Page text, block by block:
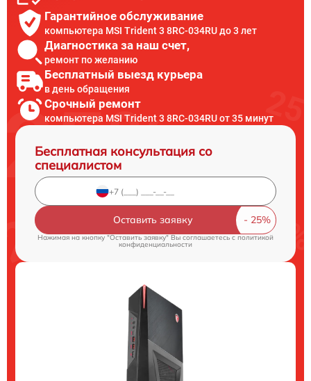
Гарантийное обслуживание
компьютера MSI Trident 3 8RC-034RU до 3 лет
Диагностика за наш счет,
ремонт по желанию
Бесплатный выезд курьера
в день обращения
Срочный ремонт
компьютера MSI Trident 3 8RC-034RU от 35 минут
Бесплатная консультация со
специалистом
Оставить заявку
Нажимая на кнопку "Оставить заявку" Вы соглашаетесь cполитикой
конфиденциальности